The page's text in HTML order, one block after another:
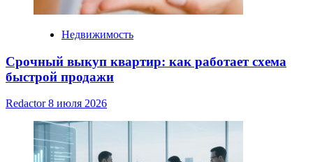
Недвижимость
Срочный выкуп квартир: как работает схема
быстрой продажи
Redactor8 июля 2026